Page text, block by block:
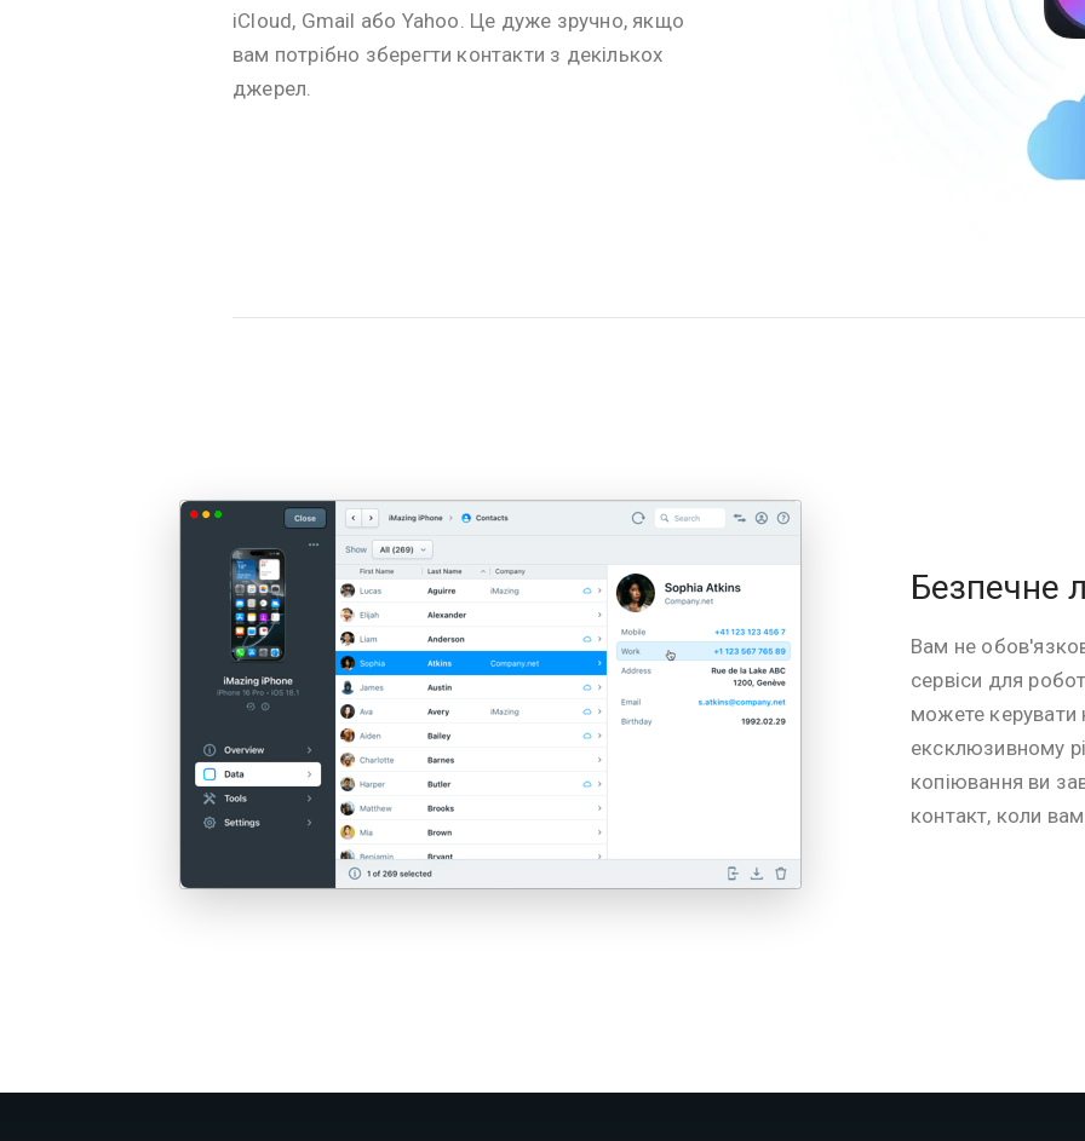
iCloud, Gmail або Yahoo. Це дуже зручно, якщо
вам потрібно зберегти контакти з декількох
джерел.
Безпечне
Вам не
сервіси для
можете
ексклюзивному
копіювання ви
контакт, коли